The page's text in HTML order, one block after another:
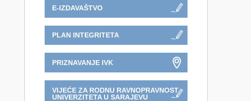
E-IZDAVAŠTVO
PLAN INTEGRITETA
PRIZNAVANJE IVK
VIJEĆE ZA RODNU RAVNOPRAVNOST
UNIVERZITETA U SARAJEVU